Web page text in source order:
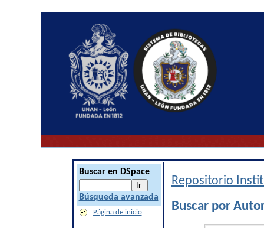
Buscar en DSpace
Búsqueda avanzada
Página de inicio
Repositorio
Buscar por